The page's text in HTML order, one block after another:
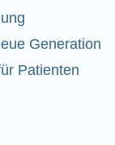
Generation
Patienten